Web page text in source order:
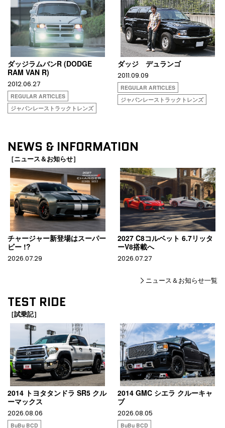
ダッジラムバンR (DODGE
RAM VAN R)
2012.06.27
REGULAR ARTICLES
ジャパンレーストラックトレンズ
ダッジ デュランゴ
2011.09.09
REGULAR ARTICLES
ジャパンレーストラックトレンズ
NEWS & INFORMATION
［ニュース＆お知らせ］
チャージャー新登場はスーパー
ビー !?
2026.07.29
2027 C8コルベット 6.7リッタ
ーV8搭載へ
2026.07.27
ニュース＆お知らせ一覧
TEST RIDE
［試乗記］
2014 トヨタタンドラ SR5 クル
ーマックス
2026.08.06
BuBu BCD
2014 GMC シエラ クルーキャ
ブ
2026.08.05
BuBu BCD